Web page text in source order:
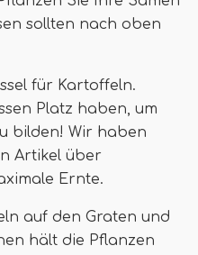
sollten nach oben
für Kartoffeln.
Platz haben, um
bilden! Wir haben
Artikel über
Ernte.
auf den Graten und
hält die Pflanzen